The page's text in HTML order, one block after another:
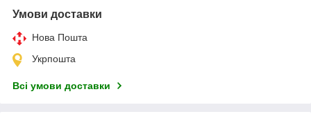
Умови доставки
Нова Пошта
Укрпошта
Всі умови доставки